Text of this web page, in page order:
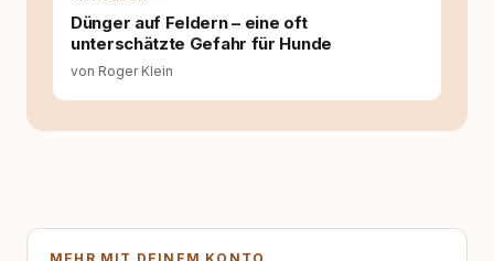
Dünger auf Feldern – eine oft
unterschätzte Gefahr für Hunde
von Roger Klein